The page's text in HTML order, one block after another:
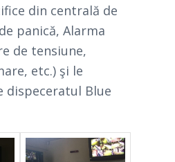
din centrală de
panică, Alarma
de tensiune,
etc.) şi le
dispeceratul Blue